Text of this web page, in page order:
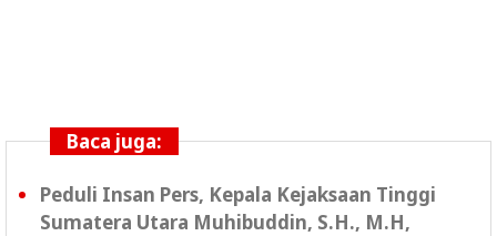
Baca juga:
Peduli Insan Pers, Kepala Kejaksaan Tinggi
Sumatera Utara Muhibuddin, S.H., M.H,